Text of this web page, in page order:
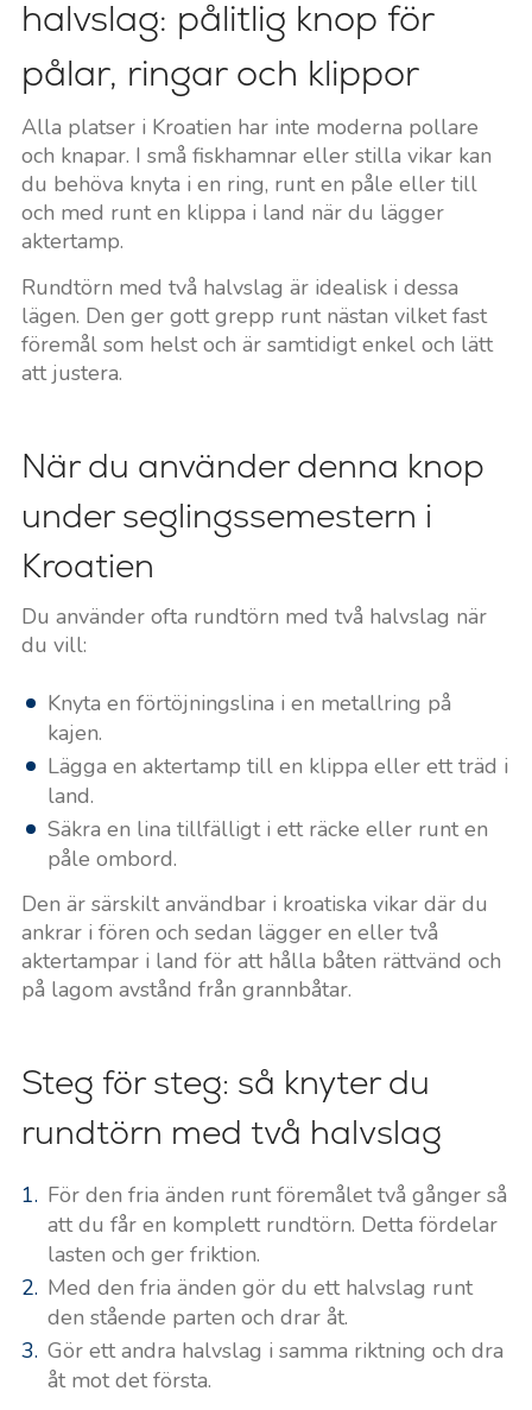
halvslag: pålitlig knop för
pålar, ringar och klippor
Alla platser i Kroatien har inte moderna pollare
och knapar. I små fiskhamnar eller stilla vikar kan
du behöva knyta i en ring, runt en påle eller till
och med runt en klippa i land när du lägger
aktertamp.
Rundtörn med två halvslag är idealisk i dessa
lägen. Den ger gott grepp runt nästan vilket fast
föremål som helst och är samtidigt enkel och lätt
att justera.
När du använder denna knop
under seglingssemestern i
Kroatien
Du använder ofta rundtörn med två halvslag när
du vill:
Knyta en förtöjningslina i en metallring på
kajen.
Lägga en aktertamp till en klippa eller ett träd i
land.
Säkra en lina tillfälligt i ett räcke eller runt en
påle ombord.
Den är särskilt användbar i kroatiska vikar där du
ankrar i fören och sedan lägger en eller två
aktertampar i land för att hålla båten rättvänd och
på lagom avstånd från grannbåtar.
Steg för steg: så knyter du
rundtörn med två halvslag
För den fria änden runt föremålet två gånger så
att du får en komplett rundtörn. Detta fördelar
lasten och ger friktion.
Med den fria änden gör du ett halvslag runt
den stående parten och drar åt.
Gör ett andra halvslag i samma riktning och dra
åt mot det första.